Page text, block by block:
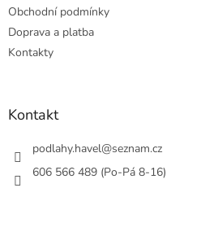
Obchodní podmínky
Doprava a platba
Kontakty
Kontakt
podlahy.havel@seznam.cz
606 566 489 (Po-Pá 8-16)